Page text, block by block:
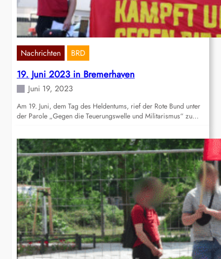
Nachrichten BRD
19. Juni 2023 in Bremerhaven
Juni 19, 2023
Am 19. Juni, dem Tag des Heldentums, rief der Rote Bund unter
der Parole „Gegen die Teuerungswelle und Militarismus“ zu…